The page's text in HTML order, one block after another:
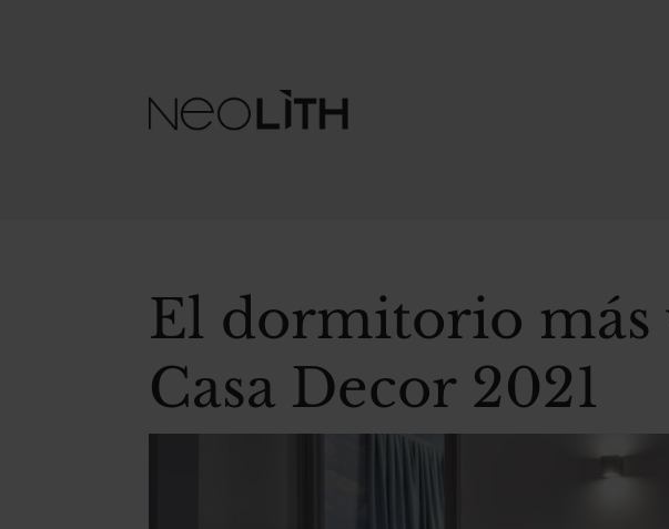
El dormitorio más
Casa Decor 2021